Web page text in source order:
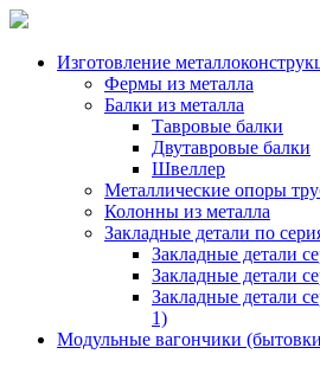
Изготовление
Фермы из металла
Балки из металла
Тавровые балки
Двутавровые балки
Швеллер
Металлические опоры
Колонны из металла
Закладные детали по
Закладные детали
Закладные детали
Закладные детали
1)
Модульные вагончики